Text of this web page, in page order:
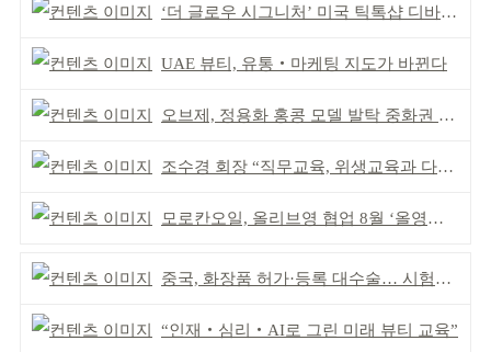
‘더 글로우 시그니처’ 미국 틱톡샵 디바이스 부문 1위
UAE 뷰티, 유통‧마케팅 지도가 바뀐다
오브제, 정용화 홍콩 모델 발탁 중화권 공략 강화
조수경 회장 “직무교육, 위생교육과 다르다”
모로칸오일, 올리브영 협업 8월 ‘올영픽’ 선정
중국, 화장품 허가·등록 대수술… 시험자료 공용 허용
“인재‧심리‧AI로 그린 미래 뷰티 교육”